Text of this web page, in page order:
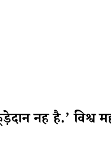
नहीं है.’ विश्व